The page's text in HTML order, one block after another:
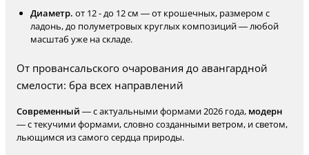
Диаметр. от 12 - до 12 см — от крошечных, размером с
ладонь, до полуметровых круглых композиций — любой
масштаб уже на складе.
От провансальского очарования до авангардной
смелости: бра всех направлений
Современный — с актуальными формами 2026 года, модерн
— с текучими формами, словно созданными ветром, и светом,
льющимся из самого сердца природы.